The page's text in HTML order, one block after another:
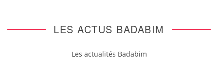
LES ACTUS BADABIM
Les actualités Badabim